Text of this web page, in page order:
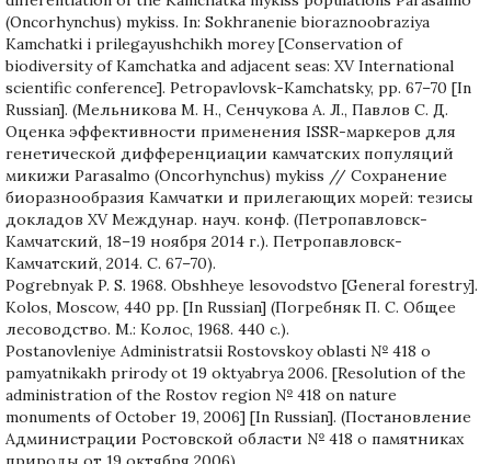
(Oncorhynchus) mykiss. In: Sokhranenie bioraznoobraziya
Kamchatki i prilegayushchikh morey [Сonservation of
biodiversity of Kamchatka and adjacent seas: XV International
scientific conference]. Petropavlovsk-Kamchatsky, pp. 67–70 [In
Russian]. (Мельникова М. Н., Сенчукова А. Л., Павлов С. Д.
Оценка эффективности применения ISSR-маркеров для
генетической дифференциации камчатских популяций
микижи Parasalmo (Oncorhynchus) mykiss // Сохранение
биоразнообразия Камчатки и прилегающих морей: тезисы
докладов XV Междунар. науч. конф. (Петропавловск-
Камчатский, 18–19 ноября 2014 г.). Петропавловск-
Камчатский, 2014. С. 67–70).
Pogrebnyak P. S. 1968. Obshheye lesovodstvo [General forestry].
Kolos, Мoscow, 440 pp. [In Russian] (Погребняк П. С. Общее
лесоводство. М.: Колос, 1968. 440 с.).
Postanovleniye Administratsii Rostovskoy oblasti № 418 o
pamyatnikakh prirody ot 19 oktyabrya 2006. [Resolution of the
administration of the Rostov region № 418 on nature
monuments of October 19, 2006] [In Russian]. (Постановление
Администрации Ростовской области № 418 о памятниках